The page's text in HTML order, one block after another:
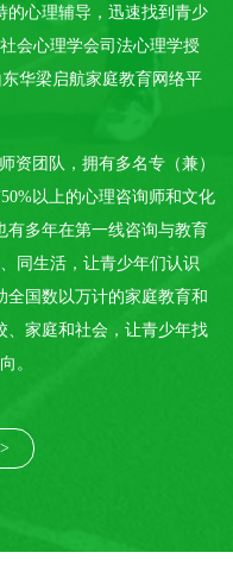
的心理辅导，迅速找到青少
会心理学会司法心理学授
华梁启航家庭教育网络平
资团队，拥有多名专（兼）
以上的心理咨询师和文化
有多年在第一线咨询与教育
同生活，让青少年们认识
国数以万计的家庭教育和
、家庭和社会，让青少年找
。